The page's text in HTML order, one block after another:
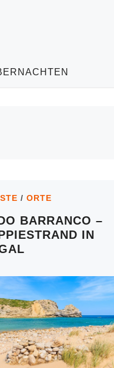
/ ORTE
BARRANCO –
IN